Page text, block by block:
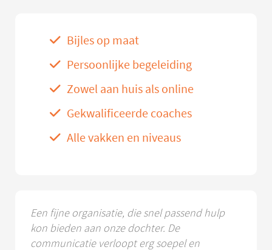
Bijles op maat
Persoonlijke begeleiding
Zowel aan huis als online
Gekwalificeerde coaches
Alle vakken en niveaus
Een fijne organisatie, die snel passend hulp
kon bieden aan onze dochter. De
communicatie verloopt erg soepel en